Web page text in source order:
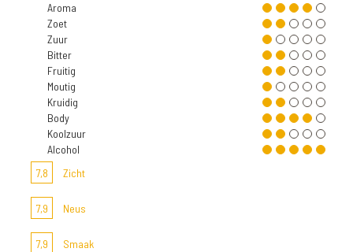
Aroma
Zoet
Zuur
Bitter
Fruitig
Moutig
Kruidig
Body
Koolzuur
Alcohol
7,8
Zicht
7,9 Neus
7,9 Smaak